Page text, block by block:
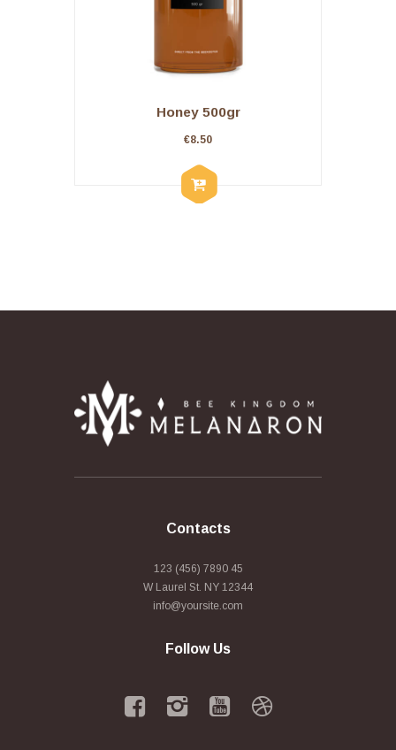
Honey 500gr
€8.50
Contacts
123 (456) 7890 45
W Laurel St. NY 12344
info@yoursite.com
Follow Us